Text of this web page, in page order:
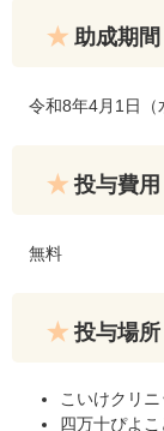
助成期間
令和8年4月1日（
投与費用
無料
投与場所
こいけクリニ
四万十ぴよ